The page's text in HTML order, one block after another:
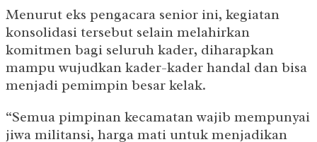
Menurut eks pengacara senior ini, kegiatan
konsolidasi tersebut selain melahirkan
komitmen bagi seluruh kader, diharapkan
mampu wujudkan kader-kader handal dan bisa
menjadi pemimpin besar kelak.
“Semua pimpinan kecamatan wajib mempunyai
jiwa militansi, harga mati untuk menjadikan